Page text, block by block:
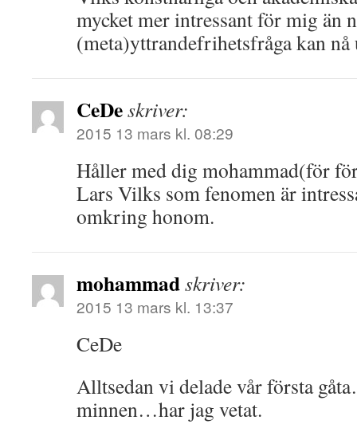
mycket mer intressant för mig än
(meta)yttrandefrihetsfråga kan
CeDeskriver:
2015 13 mars kl. 08:29
Håller med dig mohammad(för
Lars Vilks som fenomen är
omkring honom.
mohammadskriver:
2015 13 mars kl. 13:37
CeDe
Alltsedan vi delade vår första
minnen…har jag vetat.